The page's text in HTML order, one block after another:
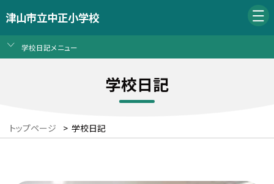
津山市立中正小学校
学校日記メニュー
学校日記
トップページ > 学校日記